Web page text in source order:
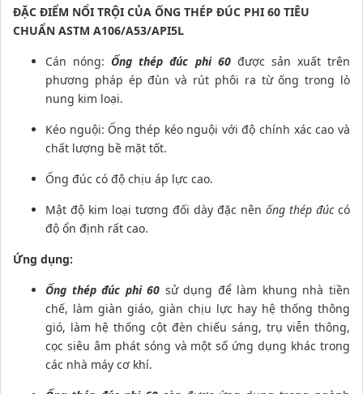
ĐẶC ĐIỂM NỔI TRỘI CỦA ỐNG THÉP ĐÚC PHI 60 TIÊU
CHUẨN ASTM A106/A53/API5L
Cán nóng:Ống thép đúc phi 60 được sản xuất trên
phương pháp ép đùn và rút phôi ra từ ống trong lò
nung kim loại.
Kéo nguội: Ống thép kéo nguội với độ chính xác cao và
chất lượng bề mặt tốt.
Ống đúc có độ chịu áp lực cao.
Mật độ kim loại tương đối dày đặc nên ống thép đúc có
độ ổn định rất cao.
Ứng dụng:
Ống thép đúc phi 60 sử dụng để làm khung nhà tiền
chế, làm giàn giáo, giàn chịu lực hay hệ thống thông
gió, làm hệ thống cột đèn chiếu sáng, trụ viễn thông,
cọc siêu âm phát sóng và một số ứng dụng khác trong
các nhà máy cơ khí.